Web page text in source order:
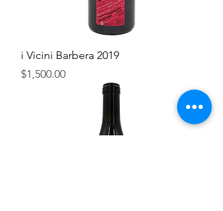
i Vicini Barbera 2019
價格
$1,500.00